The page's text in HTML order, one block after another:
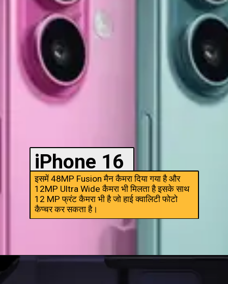
iPhone 16
इसमें 48MP Fusion मैन कैमरा दिया गया है और
12MP Ultra Wide कैमरा भी मिलता है इसके साथ
12 MP फ्रंट कैमरा भी है जो हाई क्वालिटी फोटो
कैप्चर कर सकता है।